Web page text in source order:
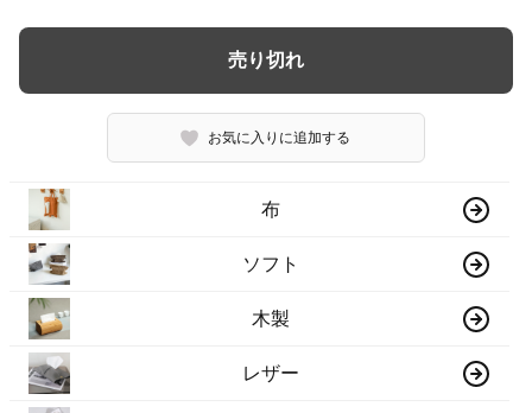
売り切れ
お気に入りに追加する
布
ソフト
木製
レザー